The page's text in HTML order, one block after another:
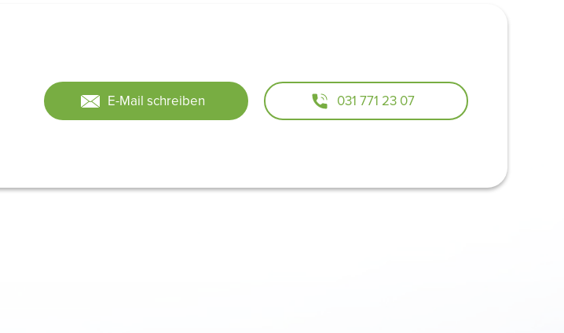
E-Mail schreiben 031 771 23 07